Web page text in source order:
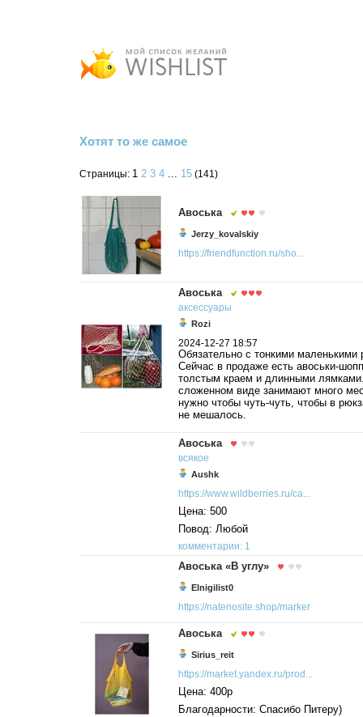
Хотят то же самое
Страницы: 1 2 3 4 ... 15 (141)
Авоська
Jerzy_kovalskiy
https://friendfunction.ru/sho...
Авоська
аксессуары
Rozi
2024-12-27 18:57
Обязательно с тонкими маленькими
Сейчас в продаже есть авоськи-
толстым краем и длинными
сложенном виде занимают много
нужно чтобы чуть-чуть, чтобы в
не мешалось.
Авоська
всякое
Aushk
https://www.wildberries.ru/ca...
Цена: 500
Повод: Любой
комментарии: 1
Авоська «В углу»
Elnigilist0
https://natenosite.shop/marker
Авоська
Sirius_reit
https://market.yandex.ru/prod...
Цена: 400р
Благодарности: Спасибо Питеру)